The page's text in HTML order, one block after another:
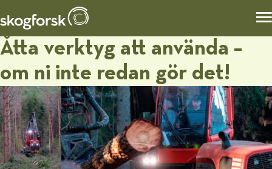
Åtta verktyg att använda –
om ni inte redan gör det!